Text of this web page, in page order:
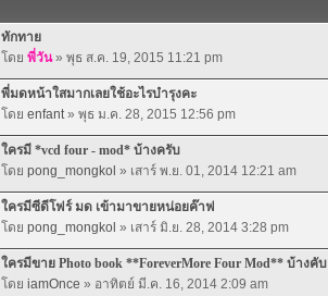
ทักทาย
โดย พี่วัน» พุธ ส.ค. 19, 2015 11:21 pm
พี่มดหน้าใสมากเลยใช้อะไรบำรุงคะ
โดย enfant» พุธ ม.ค. 28, 2015 12:56 pm
ใครมี *vcd four - mod* บ้างครับ
โดย pong_mongkol » เสาร์ พ.ย. 01, 2014 12:21 am
ใครมีซีดีโฟร์ มด เข้ามาขายหน่อยค๊าฟ
โดย pong_mongkol » เสาร์ มิ.ย. 28, 2014 3:28 pm
ใครมีขาย Photo book **ForeverMore Four Mod** บ้างคับ
โดย iamOnce » อาทิตย์ มี.ค. 16, 2014 2:09 am